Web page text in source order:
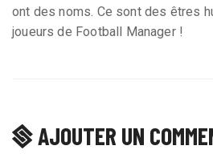
ont des noms. Ce sont des êtres
joueurs de Football Manager !
AJOUTER UN